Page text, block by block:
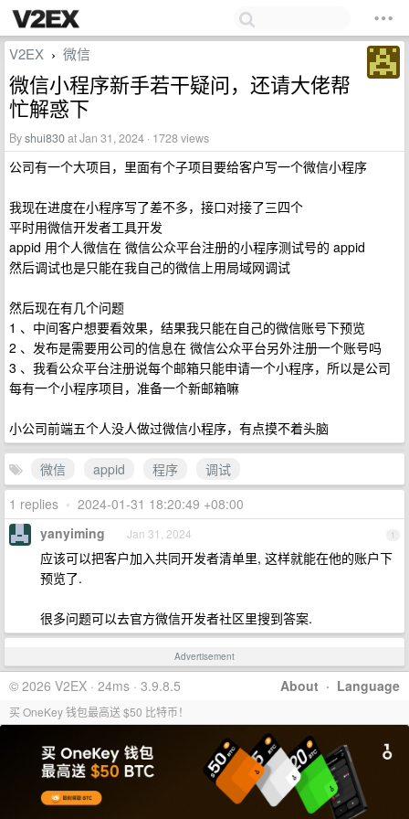
V2EX › 微信
微信小程序新手若干疑问，还请大佬帮
忙解惑下
Byshui830at Jan 31, 2024 · 1728 views
公司有一个大项目，里面有个子项目要给客户写一个微信小程序
我现在进度在小程序写了差不多，接口对接了三四个
平时用微信开发者工具开发
appid 用个人微信在 微信公众平台注册的小程序测试号的 appid
然后调试也是只能在我自己的微信上用局域网调试
然后现在有几个问题
1 、中间客户想要看效果，结果我只能在自己的微信账号下预览
2 、发布是需要用公司的信息在 微信公众平台另外注册一个账号吗
3 、我看公众平台注册说每个邮箱只能申请一个小程序，所以是公司
每有一个小程序项目，准备一个新邮箱嘛
小公司前端五个人没人做过微信小程序，有点摸不着头脑
微信 appid 程序
调试
1 replies • 2024-01-31 18:20:49 +08:00
1
yanyiming Jan 31, 2024
应该可以把客户加入共同开发者清单里, 这样就能在他的账户下
预览了.
很多问题可以去官方微信开发者社区里搜到答案.
Advertisement
About · Language
© 2026 V2EX · 24ms · 3.9.8.5
买 OneKey 钱包最高送 $50 比特币！